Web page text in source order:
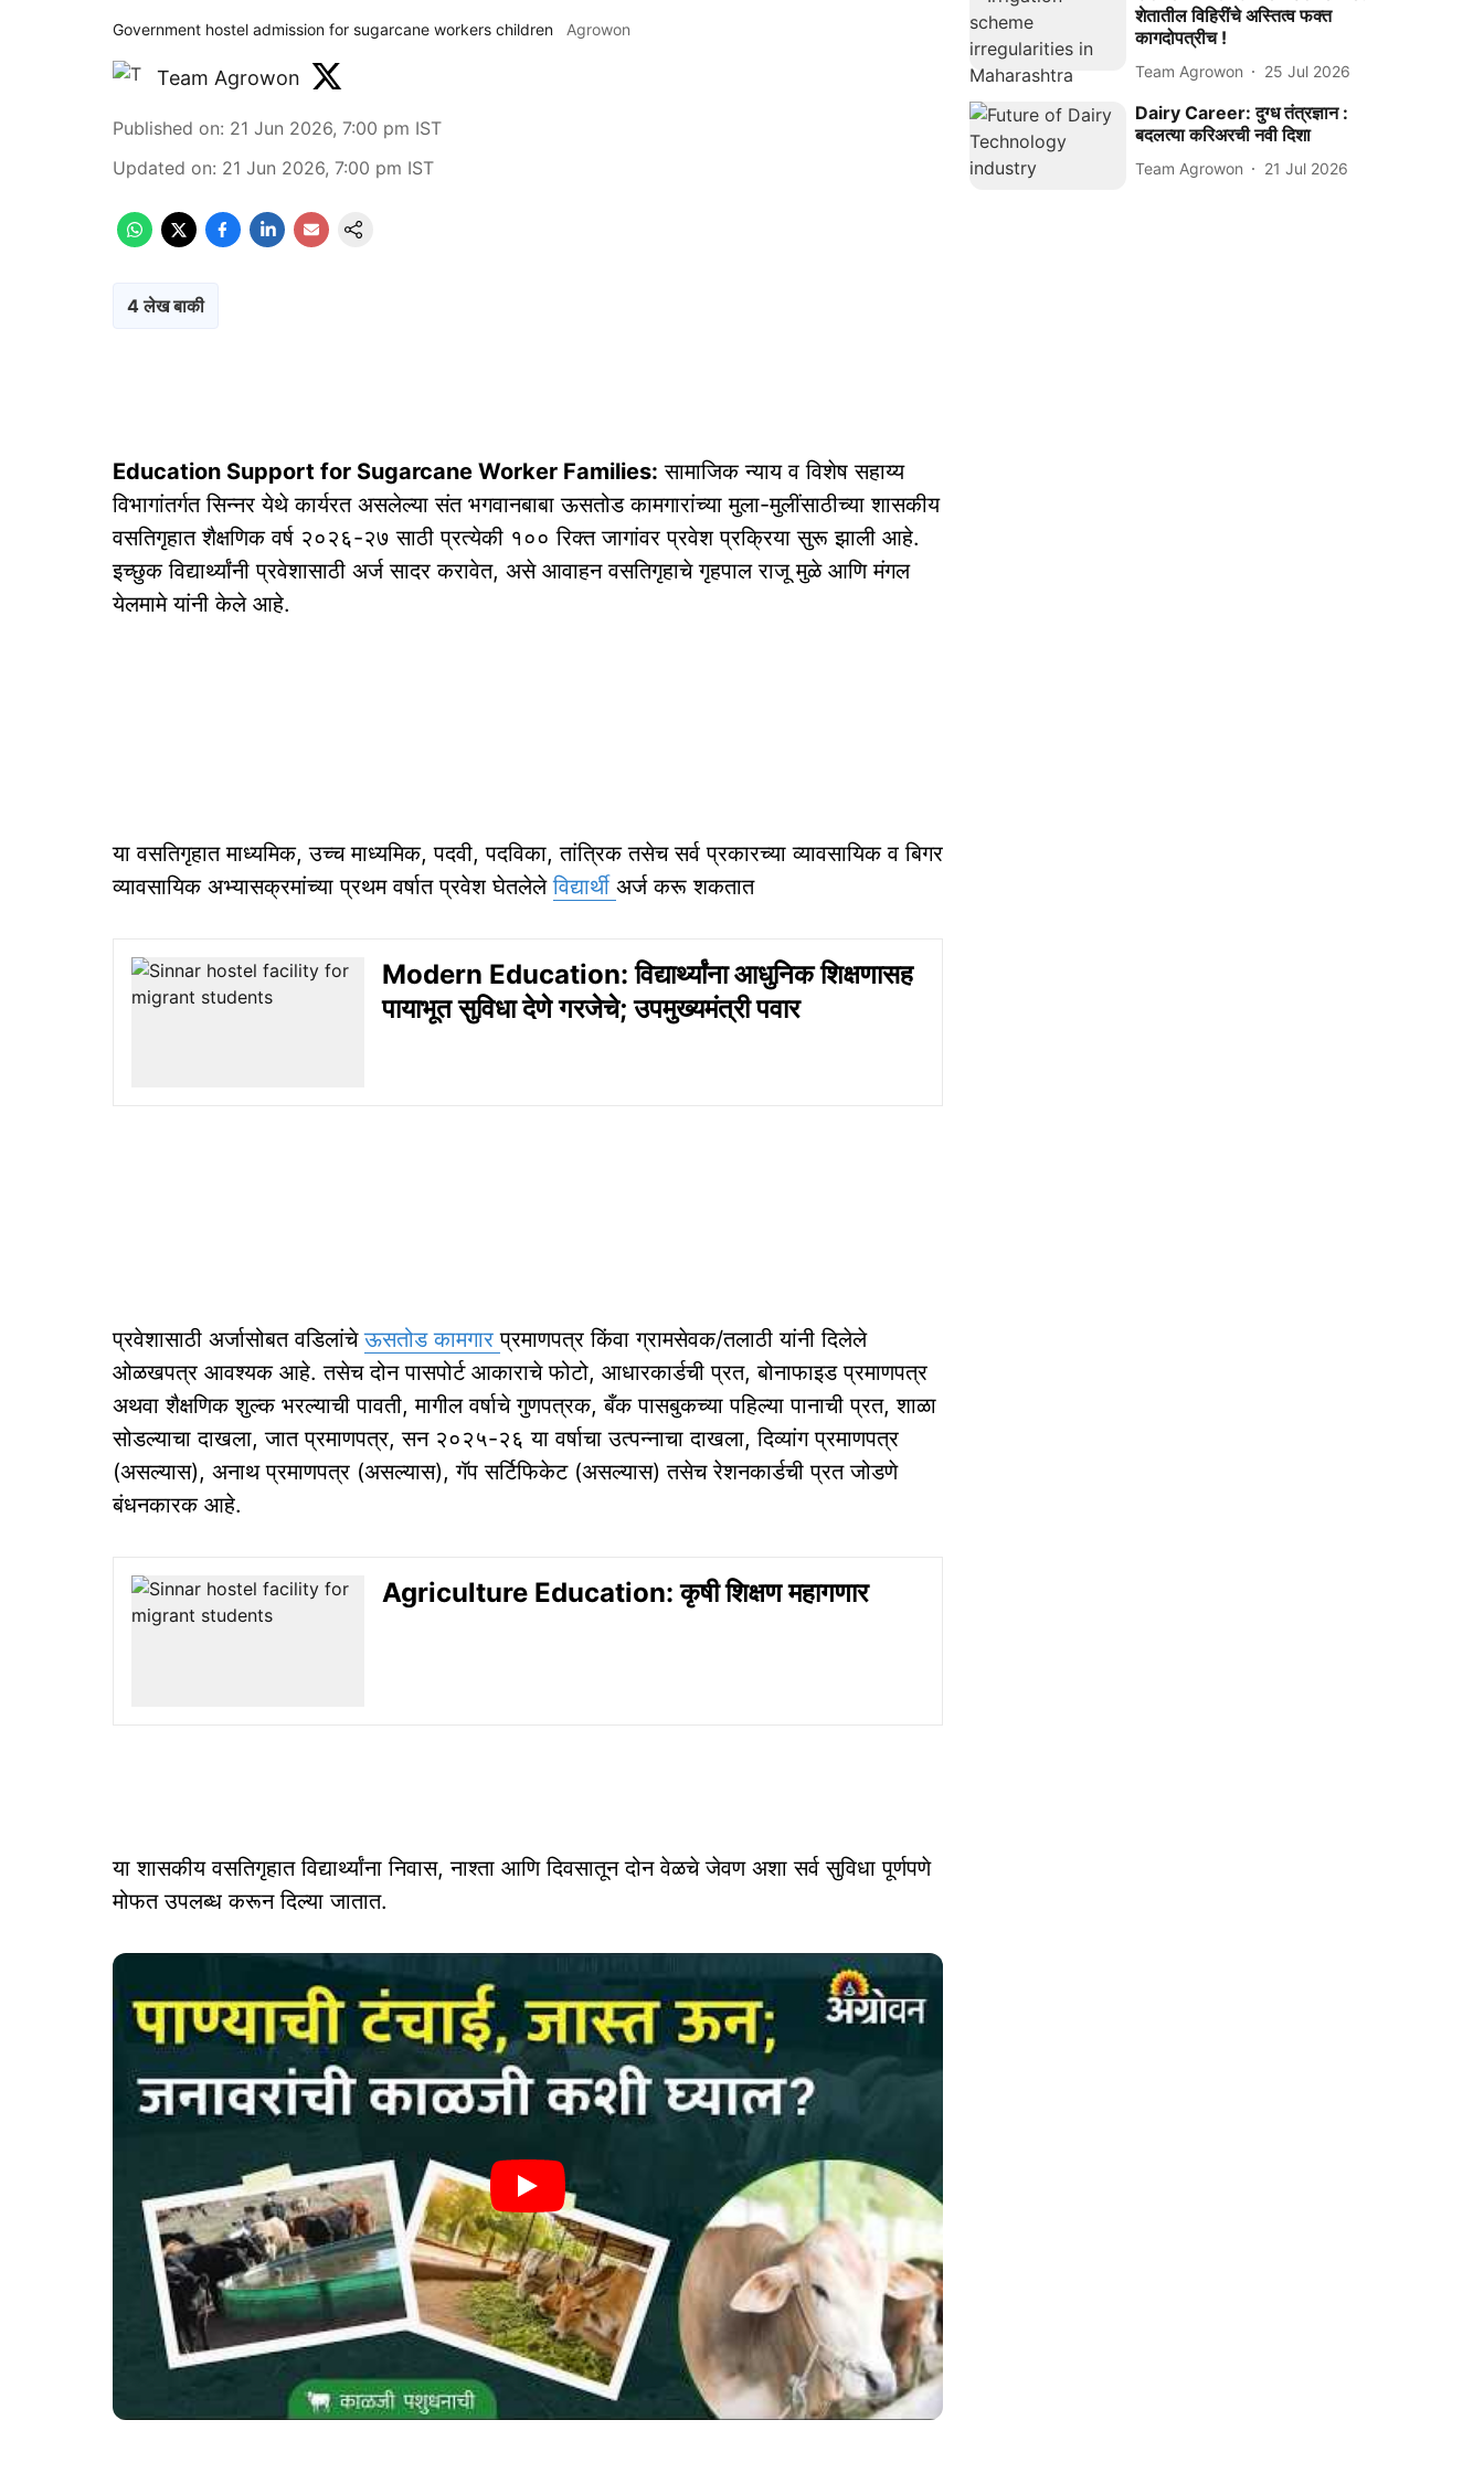
Government hostel admission for sugarcane workers children Agrowon
Team Agrowon
Published on: 21 Jun 2026, 7:00 pm IST
Updated on: 21 Jun 2026, 7:00 pm IST
4 लेख बाकी
Education Support for Sugarcane Worker Families: सामाजिक न्याय व विशेष सहाय्य
विभागांतर्गत सिन्नर येथे कार्यरत असलेल्या संत भगवानबाबा ऊसतोड कामगारांच्या मुला-मुलींसाठीच्या शासकीय
वसतिगृहात शैक्षणिक वर्ष २०२६-२७ साठी प्रत्येकी १०० रिक्त जागांवर प्रवेश प्रक्रिया सुरू झाली आहे.
इच्छुक विद्यार्थ्यांनी प्रवेशासाठी अर्ज सादर करावेत, असे आवाहन वसतिगृहाचे गृहपाल राजू मुळे आणि मंगल
येलमामे यांनी केले आहे.
या वसतिगृहात माध्यमिक, उच्च माध्यमिक, पदवी, पदविका, तांत्रिक तसेच सर्व प्रकारच्या व्यावसायिक व बिगर
व्यावसायिक अभ्यासक्रमांच्या प्रथम वर्षात प्रवेश घेतलेलेविद्यार्थी अर्ज करू शकतात
Modern Education: विद्यार्थ्यांना आधुनिक शिक्षणासह
पायाभूत सुविधा देणे गरजेचे; उपमुख्यमंत्री पवार
प्रवेशासाठी अर्जासोबत वडिलांचेऊसतोड कामगारप्रमाणपत्र किंवा ग्रामसेवक/तलाठी यांनी दिलेले
ओळखपत्र आवश्यक आहे. तसेच दोन पासपोर्ट आकाराचे फोटो, आधारकार्डची प्रत, बोनाफाइड प्रमाणपत्र
अथवा शैक्षणिक शुल्क भरल्याची पावती, मागील वर्षाचे गुणपत्रक, बँक पासबुकच्या पहिल्या पानाची प्रत, शाळा
सोडल्याचा दाखला, जात प्रमाणपत्र, सन २०२५-२६ या वर्षाचा उत्पन्नाचा दाखला, दिव्यांग प्रमाणपत्र
(असल्यास), अनाथ प्रमाणपत्र (असल्यास), गॅप सर्टिफिकेट (असल्यास) तसेच रेशनकार्डची प्रत जोडणे
बंधनकारक आहे.
Agriculture Education: कृषी शिक्षण महागणार
या शासकीय वसतिगृहात विद्यार्थ्यांना निवास, नाश्ता आणि दिवसातून दोन वेळचे जेवण अशा सर्व सुविधा पूर्णपणे
मोफत उपलब्ध करून दिल्या जातात.
शेतातील विहिरींचे अस्तित्व फक्त
कागदोपत्रीच !
Team Agrowon 25 Jul 2026
Dairy Career: दुग्ध तंत्रज्ञान :
बदलत्या करिअरची नवी दिशा
Team Agrowon 21 Jul 2026